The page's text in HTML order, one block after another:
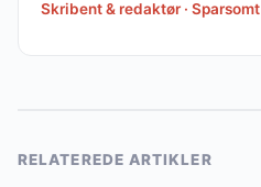
Skribent & redaktør · Sparsomt
RELATEREDE ARTIKLER